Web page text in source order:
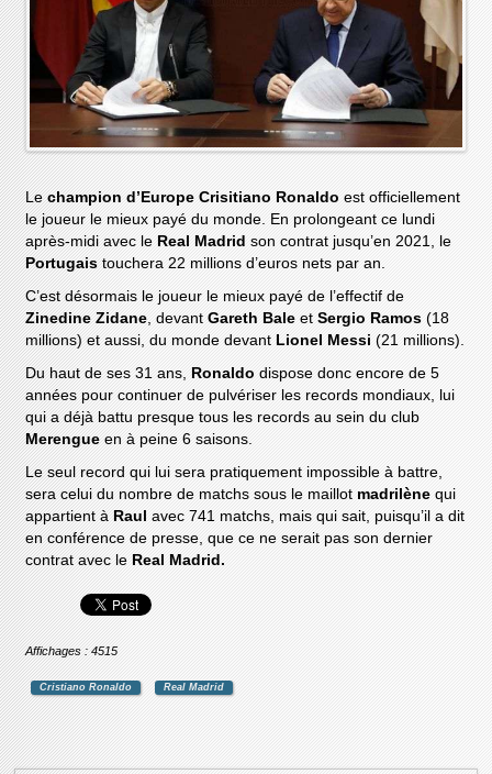
Lechampion d’Europe Crisitiano Ronaldo est officiellement
le joueur le mieux payé du monde. En prolongeant ce lundi
après-midi avec le Real Madrid son contrat jusqu’en 2021, le
Portugaistouchera 22 millions d’euros nets par an.
C’est désormais le joueur le mieux payé de l’effectif de
Zinedine Zidane, devantGareth Bale etSergio Ramos (18
millions) et aussi, du monde devant Lionel Messi(21 millions).
Du haut de ses 31 ans, Ronaldodispose donc encore de 5
années pour continuer de pulvériser les records mondiaux, lui
qui a déjà battu presque tous les records au sein du club
Merengueen à peine 6 saisons.
Le seul record qui lui sera pratiquement impossible à battre,
sera celui du nombre de matchs sous le maillotmadrilènequi
appartient à Raulavec 741 matchs, mais qui sait, puisqu’il a dit
en conférence de presse, que ce ne serait pas son dernier
contrat avec le Real Madrid.
Affichages : 4515
Cristiano Ronaldo Real Madrid